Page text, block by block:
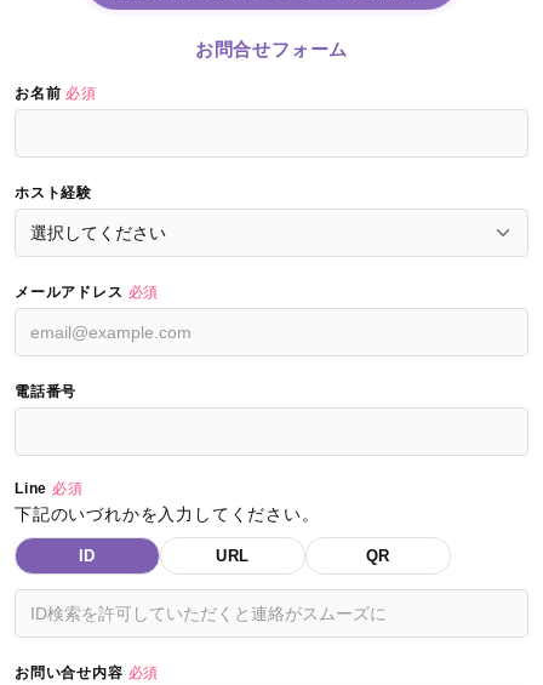
お問合せフォーム
お名前 必須
ホスト経験
メールアドレス 必須
電話番号
Line 必須
下記のいづれかを入力してください。
ID URL QR
お問い合せ内容 必須